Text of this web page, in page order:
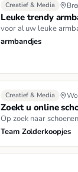
Creatief & Media
Leuke trendy
voor al uw leuke
armbandjes
Creatief & Media
Zoekt u online
Op zoek naar
Team Zolderkoopjes